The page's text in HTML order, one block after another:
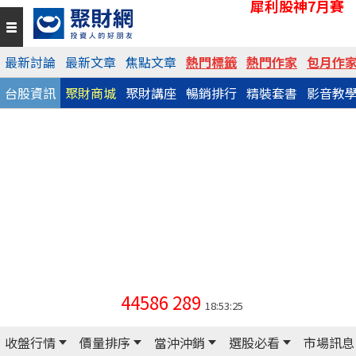
犀利股神7月賽
最新討論 最新文章 焦點文章 熱門標籤 熱門作家 包月作
台股資訊 聚財商城 聚財講座 暢銷排行 精裝套書 影音教
44586 289 18:53:25
收盤行情 價量排序 當沖沖銷 選股必看 市場訊息